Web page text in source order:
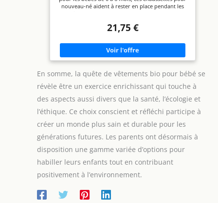
nouveau-né pour garçons et filles, usage
nouveau-né aident à rester en place pendant les
quotidiens. L'élasticité douce offre un ajustement
DE COTON BIOLOGIQUE DOUX : Fabriquées avec
un mélange de coton biologique doux, ces
chaussettes pour bébé sont respirantes,
confortables et douces pour la peau délicate.
Certifiées Oeko-Tex Standard 100, elles offrent un
confort quotidien fiable. 𝟭𝟮 𝗣𝗔𝗜𝗥𝗘𝗦 𝗣𝗢𝗨𝗥 𝗟𝗘𝗦
𝗖𝗛𝗔𝗡𝗚𝗘𝗠𝗘𝗡𝗧𝗦 𝗤𝗨𝗢𝗧𝗜𝗗𝗜𝗘𝗡𝗦 : Ce lot de 12
pour bébé prêtes pour les changements de tenue,
les sacs à langer et les remplacements de tous les
jours. Un set pratique qui aide à simplifier les
routines quotidiennes des nouveau-nés. RÉSISTANT
APRÈS LAVE : Conçues pour un usage quotidien, ces
chaussettes pour nouveau-né offrent un équilibre
utilisation et un lavage fréquents. Un
incontournable fiable pour les petites garde-robes
quotidiennes. 𝗨𝗡 𝗖𝗔𝗗𝗘𝗔𝗨 𝗨𝗧𝗜𝗟𝗘 𝗣𝗢𝗨𝗥 𝗕𝗔𝗕𝗬
𝗦𝗛𝗢𝗪𝗘𝗥 Douces, pratiques et faciles à assortir
showers, les listes de naissance et les coffrets
21,75 €
En somme, la quête de vêtements bio pour bébé se
révèle être un exercice enrichissant qui touche à
des aspects aussi divers que la santé, l’écologie et
l’éthique. Ce choix conscient et réfléchi participe à
créer un monde plus sain et durable pour les
générations futures. Les parents ont désormais à
disposition une gamme variée d’options pour
habiller leurs enfants tout en contribuant
positivement à l’environnement.